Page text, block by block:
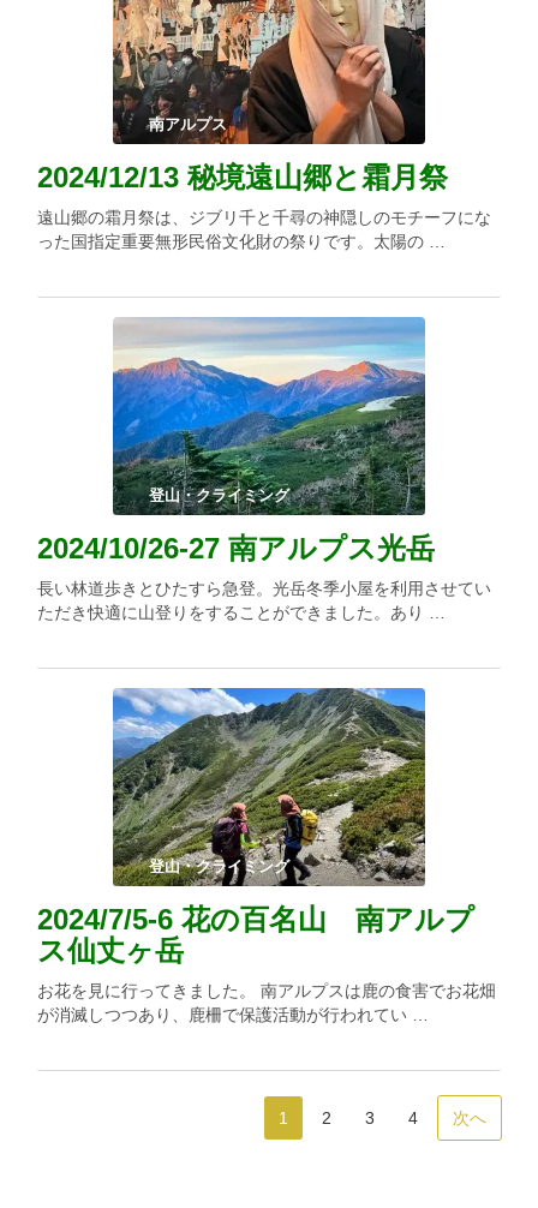
南アルプス
2024/12/13 秘境遠山郷と霜月祭
遠山郷の霜月祭は、ジブリ千と千尋の神隠しのモチーフにな
った国指定重要無形民俗文化財の祭りです。太陽の …
登山・クライミング
2024/10/26-27 南アルプス光岳
長い林道歩きとひたすら急登。光岳冬季小屋を利用させてい
ただき快適に山登りをすることができました。あり …
登山・クライミング
2024/7/5-6 花の百名山 南アルプ
ス仙丈ヶ岳
お花を見に行ってきました。 南アルプスは鹿の食害でお花畑
が消滅しつつあり、鹿柵で保護活動が行われてい …
1 2 3 4 次へ